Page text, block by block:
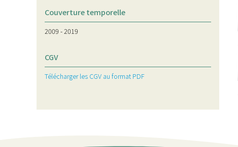
Couverture temporelle
2009 - 2019
CGV
Télécharger les CGV au format PDF